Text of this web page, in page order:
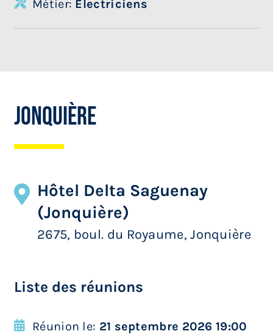
Métier: Électriciens
Jonquière
Hôtel Delta Saguenay
(Jonquière)
2675, boul. du Royaume, Jonquière
Liste des réunions
Réunion le: 21 septembre 2026 19:00